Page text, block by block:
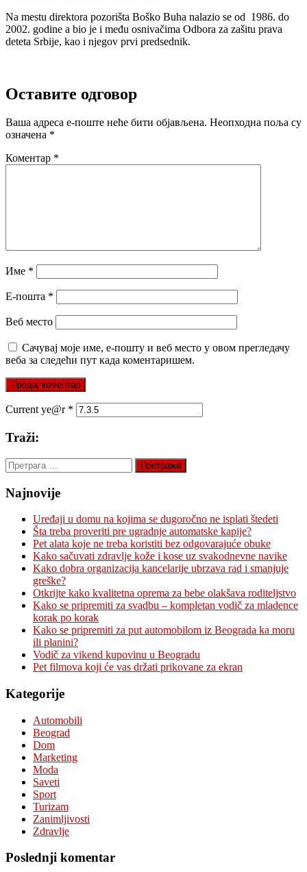
Na mestu direktora pozorišta Boško Buha nalazio se od 1986. do
2002. godine a bio je i među osnivačima Odbora za zašitu prava
deteta Srbije, kao i njegov prvi predsednik.
Оставите одговор
Ваша адреса е-поште неће бити објављена. Неопходна поља су
означена *
Коментар *
Име *
Е-пошта *
Веб место
Сачувај моје име, е-пошту и веб место у овом прегледачу
веба за следећи пут када коментаришем.
Current ye@r *
Traži:
Претрага
за:
Najnovije
Uređaji u domu na kojima se dugoročno ne isplati štedeti
Šta treba proveriti pre ugradnje automatske kapije?
Pet alata koje ne treba koristiti bez odgovarajuće obuke
Kako sačuvati zdravlje kože i kose uz svakodnevne navike
Kako dobra organizacija kancelarije ubrzava rad i smanjuje
greške?
Otkrijte kako kvalitetna oprema za bebe olakšava roditeljstvo
Kako se pripremiti za svadbu – kompletan vodič za mladence
korak po korak
Kako se pripremiti za put automobilom iz Beograda ka moru
ili planini?
Vodič za vikend kupovinu u Beogradu
Pet filmova koji će vas držati prikovane za ekran
Kategorije
Automobili
Beograd
Dom
Marketing
Moda
Saveti
Sport
Turizam
Zanimljivosti
Zdravlje
Poslednji komentar